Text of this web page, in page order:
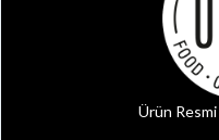
Ürün